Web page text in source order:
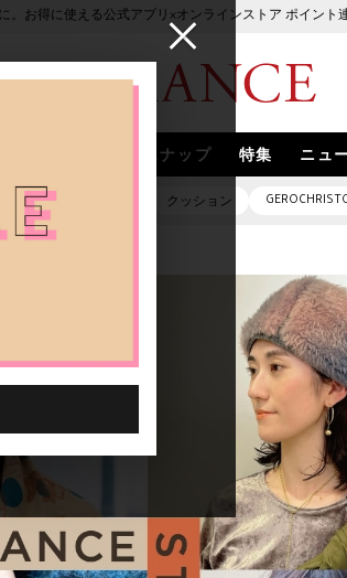
。お得に使える公式アプリ×オンラインストア ポイント
スナップ 特集 ニュ
バッグ クッション